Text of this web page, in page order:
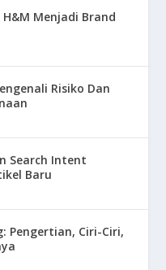
H&M Menjadi Brand
Risiko Dan
Search Intent
Baru
Pengertian, Ciri-Ciri,